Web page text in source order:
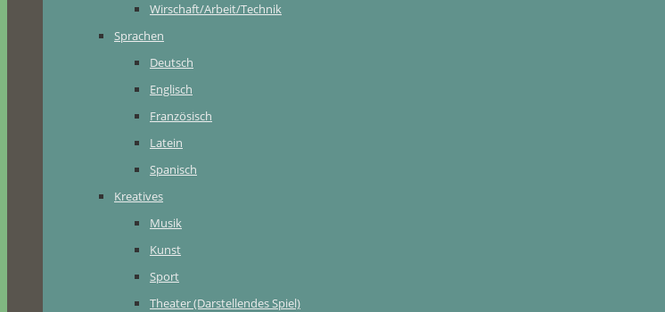
Wirschaft/Arbeit/Technik
Sprachen
Deutsch
Englisch
Französisch
Latein
Spanisch
Kreatives
Musik
Kunst
Sport
Theater (Darstellendes Spiel)